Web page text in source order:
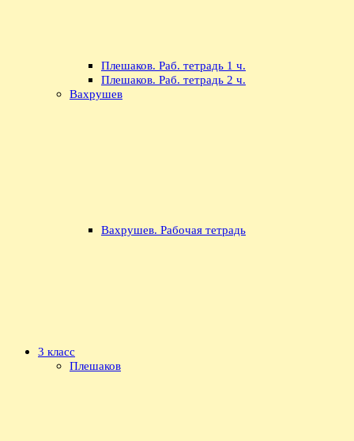
Плешаков. Раб. тетрадь 1 ч.
Плешаков. Раб. тетрадь 2 ч.
Вахрушев
Вахрушев. Рабочая тетрадь
3 класс
Плешаков